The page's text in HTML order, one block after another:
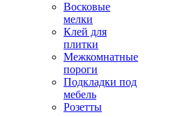
Восковые
мелки
Клей для
плитки
Межкомнатные
пороги
Подкладки под
мебель
Розетты